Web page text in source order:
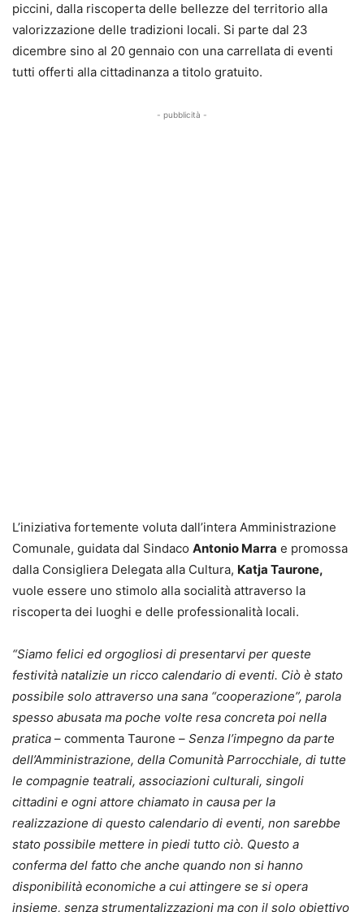
piccini, dalla riscoperta delle bellezze del territorio alla
valorizzazione delle tradizioni locali. Si parte dal 23
dicembre sino al 20 gennaio con una carrellata di eventi
tutti offerti alla cittadinanza a titolo gratuito.
- pubblicità -
L’iniziativa fortemente voluta dall’intera Amministrazione
Comunale, guidata dal Sindaco Antonio Marra e promossa
dalla Consigliera Delegata alla Cultura, Katja Taurone,
vuole essere uno stimolo alla socialità attraverso la
riscoperta dei luoghi e delle professionalità locali.
“Siamo felici ed orgogliosi di presentarvi per queste
festività natalizie un ricco calendario di eventi. Ciò è stato
possibile solo attraverso una sana “cooperazione”, parola
spesso abusata ma poche volte resa concreta poi nella
pratica – commenta Taurone – Senza l’impegno da parte
dell’Amministrazione, della Comunità Parrocchiale, di tutte
le compagnie teatrali, associazioni culturali, singoli
cittadini e ogni attore chiamato in causa per la
realizzazione di questo calendario di eventi, non sarebbe
stato possibile mettere in piedi tutto ciò. Questo a
conferma del fatto che anche quando non si hanno
disponibilità economiche a cui attingere se si opera
insieme, senza strumentalizzazioni ma con il solo obiettivo